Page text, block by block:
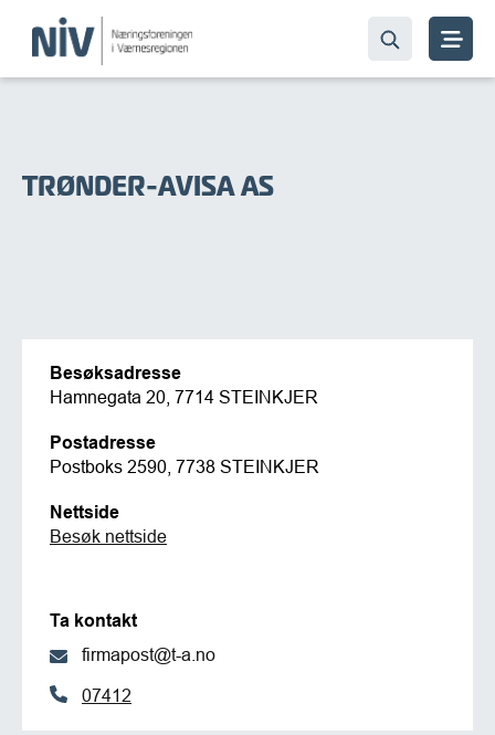
TRØNDER-AVISA AS
Besøksadresse
Hamnegata 20, 7714 STEINKJER
Postadresse
Postboks 2590, 7738 STEINKJER
Nettside
Besøk nettside
Ta kontakt
firmapost@t-a.no
07412